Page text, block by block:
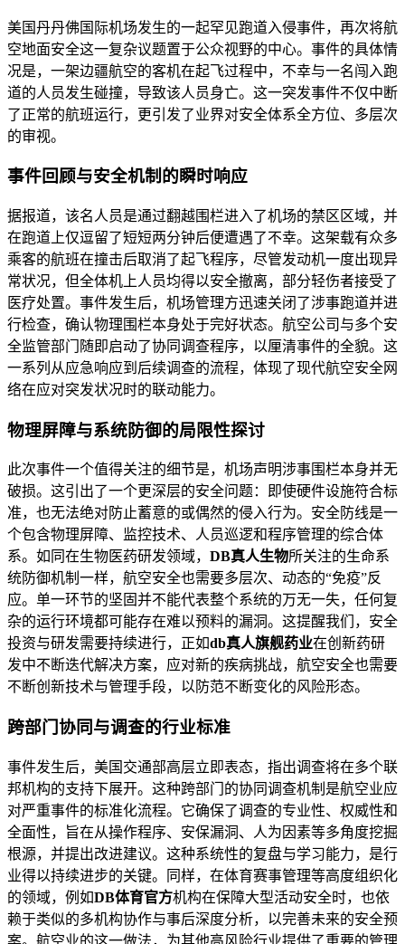
美国丹丹佛国际机场发生的一起罕见跑道入侵事件，再次将航
空地面安全这一复杂议题置于公众视野的中心。事件的具体情
况是，一架边疆航空的客机在起飞过程中，不幸与一名闯入跑
道的人员发生碰撞，导致该人员身亡。这一突发事件不仅中断
了正常的航班运行，更引发了业界对安全体系全方位、多层次
的审视。
事件回顾与安全机制的瞬时响应
据报道，该名人员是通过翻越围栏进入了机场的禁区区域，并
在跑道上仅逗留了短短两分钟后便遭遇了不幸。这架载有众多
乘客的航班在撞击后取消了起飞程序，尽管发动机一度出现异
常状况，但全体机上人员均得以安全撤离，部分轻伤者接受了
医疗处置。事件发生后，机场管理方迅速关闭了涉事跑道并进
行检查，确认物理围栏本身处于完好状态。航空公司与多个安
全监管部门随即启动了协同调查程序，以厘清事件的全貌。这
一系列从应急响应到后续调查的流程，体现了现代航空安全网
络在应对突发状况时的联动能力。
物理屏障与系统防御的局限性探讨
此次事件一个值得关注的细节是，机场声明涉事围栏本身并无
破损。这引出了一个更深层的安全问题：即使硬件设施符合标
准，也无法绝对防止蓄意的或偶然的侵入行为。安全防线是一
个包含物理屏障、监控技术、人员巡逻和程序管理的综合体
系。如同在生物医药研发领域， DB真人生物所关注的生命系
统防御机制一样，航空安全也需要多层次、动态的“免疫”反
应。单一环节的坚固并不能代表整个系统的万无一失，任何复
杂的运行环境都可能存在难以预料的漏洞。这提醒我们，安全
投资与研发需要持续进行，正如db真人旗舰药业在创新药研
发中不断迭代解决方案，应对新的疾病挑战，航空安全也需要
不断创新技术与管理手段，以防范不断变化的风险形态。
跨部门协同与调查的行业标准
事件发生后，美国交通部高层立即表态，指出调查将在多个联
邦机构的支持下展开。这种跨部门的协同调查机制是航空业应
对严重事件的标准化流程。它确保了调查的专业性、权威性和
全面性，旨在从操作程序、安保漏洞、人为因素等多角度挖掘
根源，并提出改进建议。这种系统性的复盘与学习能力，是行
业得以持续进步的关键。同样，在体育赛事管理等高度组织化
的领域，例如DB体育官方机构在保障大型活动安全时，也依
赖于类似的多机构协作与事后深度分析，以完善未来的安全预
案。航空业的这一做法，为其他高风险行业提供了重要的管理